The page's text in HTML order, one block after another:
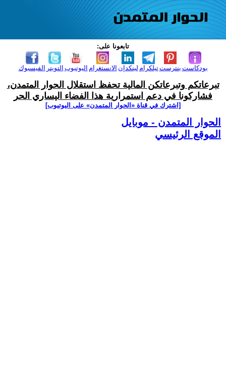
تابعونا على:
الفيسبوك التويتر اليوتيوب الانستغرام لينكدإن تيلكرامبنترست بودكاست
تبرعاتكم وتبرعاتكن المالية تحفظ استقلال الحوار المتمدن،
فشاركونا في دعم استمرارية هذا الفضاء اليساري الحر
[اشترك في قناة ‫«الحوار المتمدن» على اليوتيوب]
الحوار المتمدن - موبايل
الموقع الرئيسي